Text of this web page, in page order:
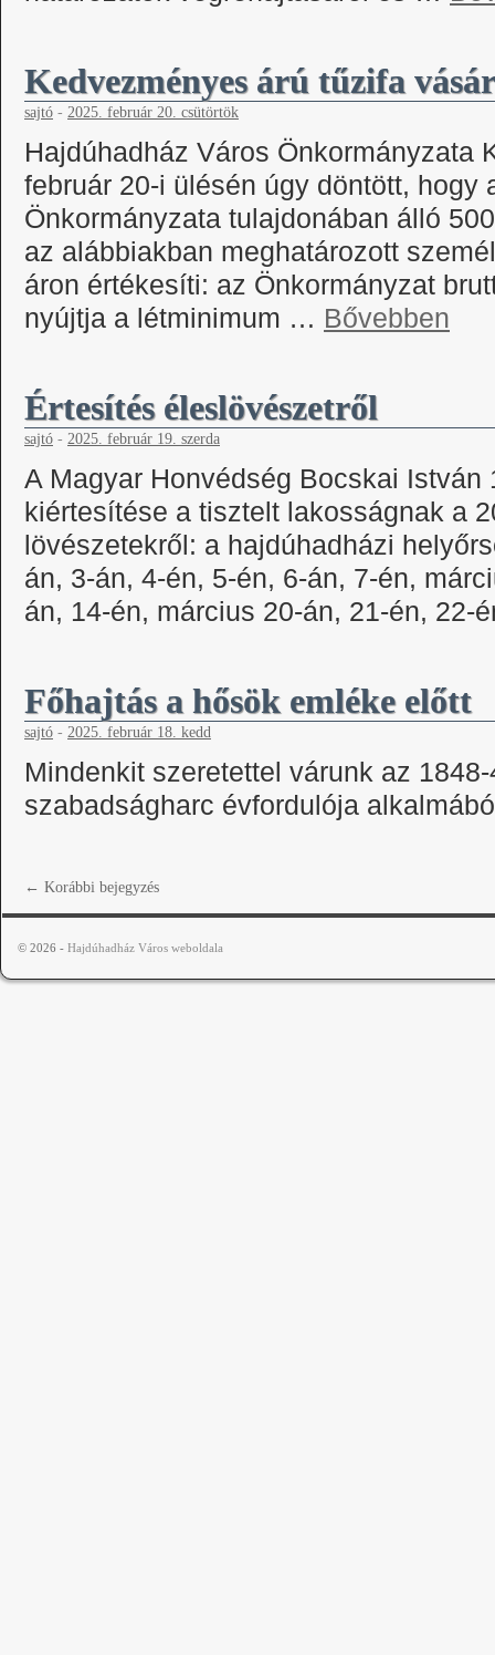
Kedvezményes árú tűzifa
sajtó - 2025. február 20. csütörtök
Hajdúhadház Város Önkormányzata
február 20-i ülésén úgy döntött, hogy
Önkormányzata tulajdonában álló
az alábbiakban meghatározott
áron értékesíti: az Önkormányzat
nyújtja a létminimum … Bővebben
Értesítés éleslövészetről
sajtó - 2025. február 19. szerda
A Magyar Honvédség Bocskai István
kiértesítése a tisztelt lakosságnak a
lövészetekről: a hajdúhadházi
án, 3-án, 4-én, 5-én, 6-án, 7-én,
án, 14-én, március 20-án, 21-én,
Főhajtás a hősök emléke előtt
sajtó - 2025. február 18. kedd
Mindenkit szeretettel várunk az
szabadságharc évfordulója
← Korábbi bejegyzés
© 2026 - Hajdúhadház Város weboldala